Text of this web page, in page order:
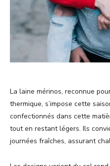
La laine mérinos, reconnue
thermique, s’impose cette
confectionnés dans cette
tout en restant légers. Ils
journées fraîches, assurant